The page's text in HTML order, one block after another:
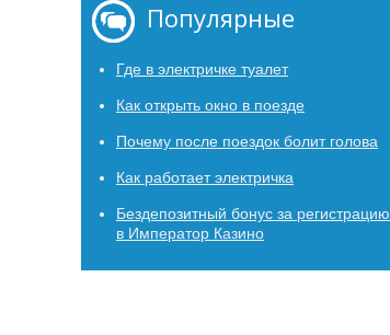
Популярные
Где в электричке туалет
Как открыть окно в поезде
Почему после поездок болит голова
Как работает электричка
Бездепозитный бонус за регистрацию
в Император Казино